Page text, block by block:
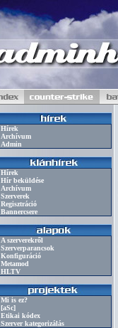
Hírek
Archívum
Admin
Hírek
Hír beküldése
Archívum
Szerverek
Regisztráció
Bannercsere
A szerverekről
Szerverparancsok
Konfiguráció
Metamod
HLTV
Mi is ez?
[aSc]
Etikai kódex
Szerver kategorizálás